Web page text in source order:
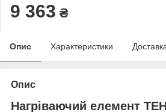
9 363 ₴
Опис Характеристики
Опис
Нагріваючий елемент